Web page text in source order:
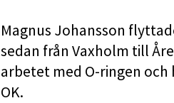
Magnus Johansson
sedan från Vaxholm till
arbetet med O-ringen
OK.